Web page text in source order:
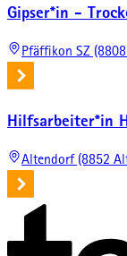
Gipser*in -
Pfäffikon SZ
Hilfsarbeiter*in
Altendorf (8852